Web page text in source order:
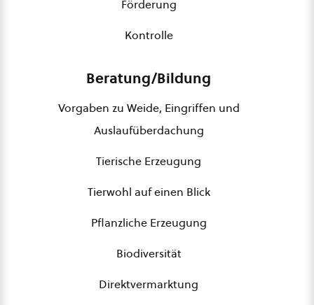
Förderung
Kontrolle
Beratung/Bildung
Vorgaben zu Weide, Eingriffen und
Auslaufüberdachung
Tierische Erzeugung
Tierwohl auf einen Blick
Pflanzliche Erzeugung
Biodiversität
Direktvermarktung